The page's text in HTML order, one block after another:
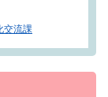
交流課